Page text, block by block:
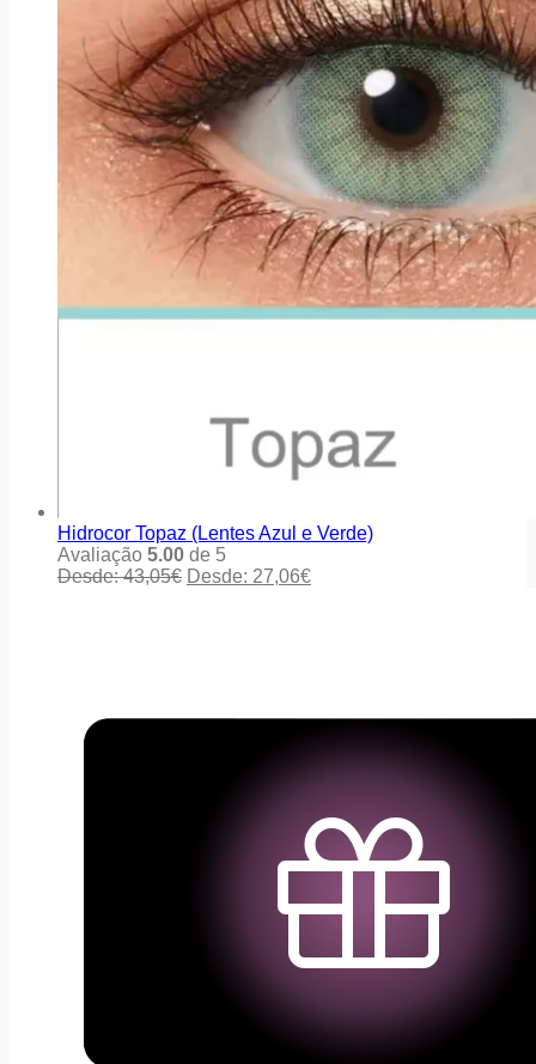
Hidrocor Topaz (Lentes Azul e Verde)
Avaliação 5.00 de 5
Desde:43,05€ Desde: 27,06€